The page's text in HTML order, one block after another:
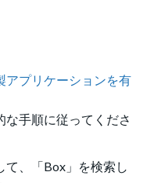
アプリケーションを有
な手順に従ってくださ
て、「Box」を検索し